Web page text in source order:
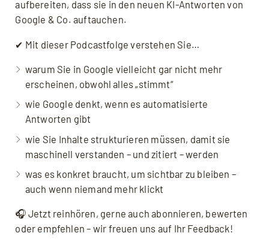
aufbereiten, dass sie in den neuen KI-Antworten von
Google & Co. auftauchen.
✔ Mit dieser Podcastfolge verstehen Sie…
warum Sie in Google vielleicht gar nicht mehr
erscheinen, obwohl alles „stimmt“
wie Google denkt, wenn es automatisierte
Antworten gibt
wie Sie Inhalte strukturieren müssen, damit sie
maschinell verstanden – und zitiert – werden
was es konkret braucht, um sichtbar zu bleiben –
auch wenn niemand mehr klickt
🎧 Jetzt reinhören, gerne auch abonnieren, bewerten
oder empfehlen – wir freuen uns auf Ihr Feedback!